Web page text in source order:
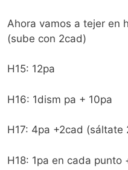
Ahora vamos a tejer en
(sube con 2cad)
H15: 12pa
H16: 1dism pa + 10pa
H17: 4pa +2cad
H18: 1pa en cada punto